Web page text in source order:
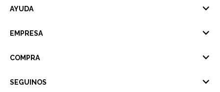
AYUDA
EMPRESA
COMPRA
SEGUINOS